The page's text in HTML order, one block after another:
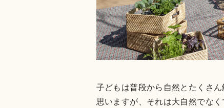
子どもは普段から自然とたくさ
思いますが、それは大自然でな